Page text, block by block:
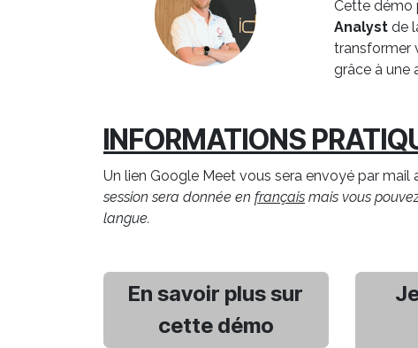
Cette démo
Analyst de
transformer
grâce à une
INFORMATIONS
Un lien Google Meet vous sera envoyé par
session sera donnée en français mais vous
langue.
En savoir plus sur
cette démo